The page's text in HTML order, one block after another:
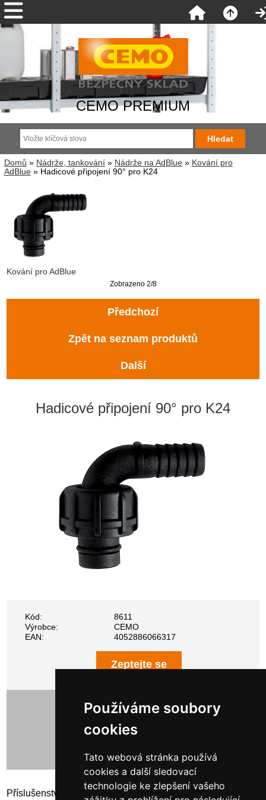
Používáme soubory
cookies
Tato webová stránka používá
cookies a další sledovací
technologie ke zlepšení vašeho
CEMO PREMIUM
Domů » Nádrže, tankování» Nádrže na AdBlue» Kování pro
AdBlue» Hadicové připojení 90° pro K24
Kování pro AdBlue
Zobrazeno 2/8
Předchozí
Zpět na seznam produktů
Další
Hadicové připojení 90° pro K24
Kód:
8611
Výrobce:
CEMO
EAN:
4052886066317
Zeptejte se
364,00 Kč bez DPH
440,44 Kč s DPH
Příslušenství pro nádrže AUS 32 (AdBlue)